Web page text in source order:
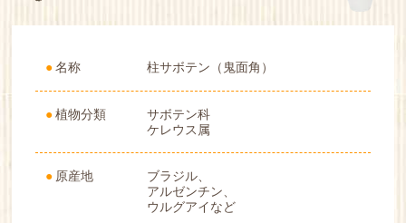
名称 柱サボテン（鬼面角）
植物分類
サボテン科
ケレウス属
原産地
ブラジル、
アルゼンチン、
ウルグアイなど